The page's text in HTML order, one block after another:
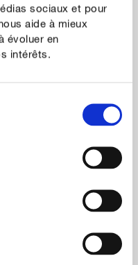
sociaux et pour
aide à mieux
évoluer en
intérêts.
Potager UAB